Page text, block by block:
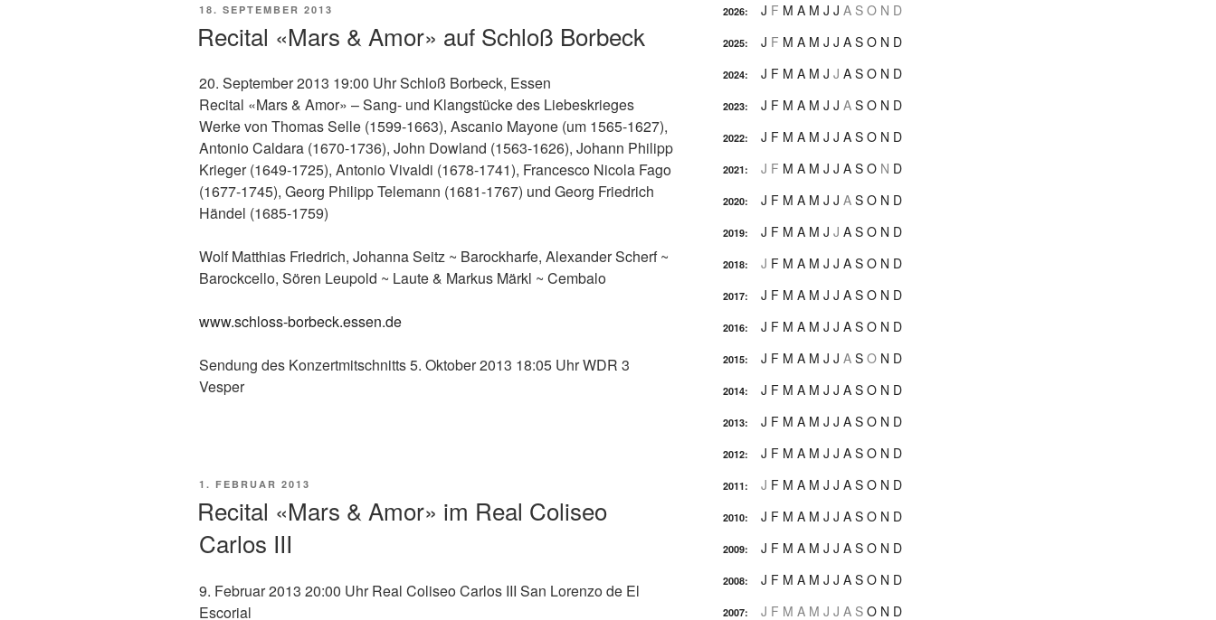
VERÖFFENTLICHT
18. SEPTEMBER 2013
Recital «Mars & Amor» auf Schloß Borbeck
20. September 2013 19:00 Uhr Schloß Borbeck, Essen
Recital «Mars & Amor» – Sang- und Klangstücke des Liebeskrieges
Werke von Thomas Selle (1599-1663), Ascanio Mayone (um 1565-1627),
Antonio Caldara (1670-1736), John Dowland (1563-1626), Johann Philipp
Krieger (1649-1725), Antonio Vivaldi (1678-1741), Francesco Nicola Fago
(1677-1745), Georg Philipp Telemann (1681-1767) und Georg Friedrich
Händel (1685-1759)
Wolf Matthias Friedrich, Johanna Seitz ~ Barockharfe, Alexander Scherf ~
Barockcello, Sören Leupold ~ Laute & Markus Märkl ~ Cembalo
www.schloss-borbeck.essen.de
Sendung des Konzertmitschnitts 5. Oktober 2013 18:05 Uhr WDR 3
Vesper
VERÖFFENTLICHT
1. FEBRUAR 2013
Recital «Mars & Amor» im Real Coliseo
Carlos III
9. Februar 2013 20:00 Uhr Real Coliseo Carlos III San Lorenzo de El
Escorial
2026: J F M A M J J A S O N D
2025: J F M A M J J A S O N D
2024: J F M A M J J A S O N D
2023: J F M A M J J A S O N D
2022: J F M A M J J A S O N D
2021: J F M A M J J A S O N D
2020: J F M A M J J A S O N D
2019: J F M A M J J A S O N D
2018: J F M A M J J A S O N D
2017: J F M A M J J A S O N D
2016: J F M A M J J A S O N D
2015: J F M A M J J A S O N D
2014: J F M A M J J A S O N D
2013: J F M A M J J A S O N D
2012: J F M A M J J A S O N D
2011: J F M A M J J A S O N D
2010: J F M A M J J A S O N D
2009: J F M A M J J A S O N D
2008: J F M A M J J A S O N D
2007: J F M A M J J A S O N D